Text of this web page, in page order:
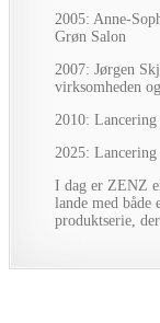
2005: Anne-
Grøn Salon
2007: Jørgen
virksomheden
2010:
2025:
I dag er ZENZ
lande med både
produktserie,